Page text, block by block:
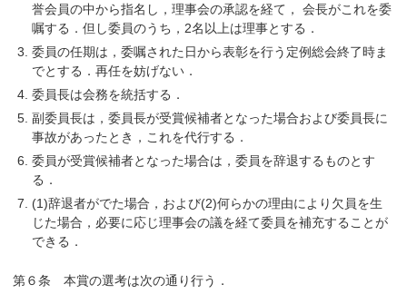
誉会員の中から指名し，理事会の承認を経て， 会長がこれを委
嘱する．但し委員のうち，2名以上は理事とする．
委員の任期は，委嘱された日から表彰を行う定例総会終了時ま
でとする．再任を妨げない．
委員長は会務を統括する．
副委員長は，委員長が受賞候補者となった場合および委員長に
事故があったとき，これを代行する．
委員が受賞候補者となった場合は，委員を辞退するものとす
る．
(1)辞退者がでた場合，および(2)何らかの理由により欠員を生
じた場合，必要に応じ理事会の議を経て委員を補充することが
できる．
第６条 本賞の選考は次の通り行う．